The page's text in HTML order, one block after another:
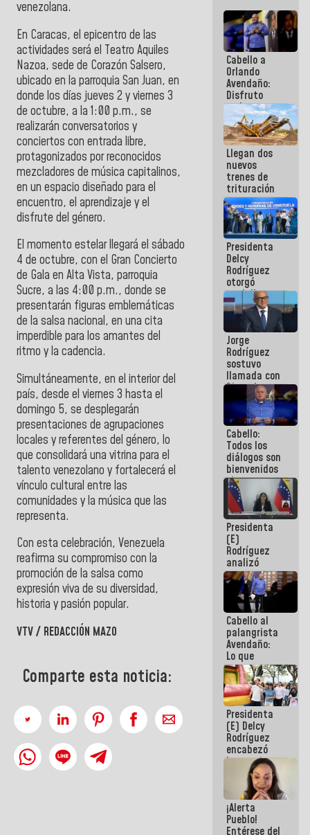
venezolana.
En Caracas, el epicentro de las
actividades será el Teatro Aquiles
Nazoa, sede de Corazón Salsero,
ubicado en la parroquia San Juan, en
donde los días jueves 2 y viernes 3
de octubre, a la 1:00 p.m., se
realizarán conversatorios y
conciertos con entrada libre,
protagonizados por reconocidos
mezcladores de música capitalinos,
en un espacio diseñado para el
encuentro, el aprendizaje y el
disfrute del género.
El momento estelar llegará el sábado
4 de octubre, con el Gran Concierto
de Gala en Alta Vista, parroquia
Sucre, a las 4:00 p.m., donde se
presentarán figuras emblemáticas
de la salsa nacional, en una cita
imperdible para los amantes del
ritmo y la cadencia.
Simultáneamente, en el interior del
país, desde el viernes 3 hasta el
domingo 5, se desplegarán
presentaciones de agrupaciones
locales y referentes del género, lo
que consolidará una vitrina para el
talento venezolano y fortalecerá el
vínculo cultural entre las
comunidades y la música que las
representa.
Con esta celebración, Venezuela
reafirma su compromiso con la
promoción de la salsa como
expresión viva de su diversidad,
historia y pasión popular.
VTV / REDACCIÓN MAZO
Comparte esta noticia:
Cabello a
Orlando
Avendaño:
Disfruto
cada vez
que escribes
porque lo
que haces
es
embarrarla
Llegan dos
nuevos
trenes de
trituración
para
optimizar
manejo de
escombros
en La Guaira
Presidenta
Delcy
Rodríguez
otorgó
medalla
"Héroe de
Venezuela"
a servidores
públicos
Jorge
Rodríguez
sostuvo
llamada con
Dinorah
Figuera y
acuerdan
primer
encuentro
presencial
para el
diálogo
Cabello:
Todos los
diálogos son
bienvenidos
siempre que
estén en el
marco de la
Constitución
de la
República
Presidenta
(E)
Rodríguez
analizó
junto a
gobernadores
planes de
recuperación
del Sistema
Eléctrico
Nacional
Cabello al
palangrista
Avendaño:
Lo que
vayas a
escribir
hazlo hoy
por que no
sabemos si
la semana
que viene
hay
programa
Presidenta
(E) Delcy
Rodríguez
encabezó
lanzamiento
del Plan
Nacional de
Recreación
Vacacional
¡Alerta
Pueblo!
Entérese del